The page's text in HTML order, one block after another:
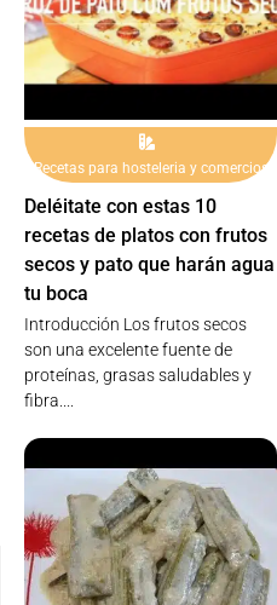
Recetas para hosteleria y comercios
Deléitate con estas 10
recetas de platos con frutos
secos y pato que harán agua
tu boca
Introducción Los frutos secos
son una excelente fuente de
proteínas, grasas saludables y
fibra....